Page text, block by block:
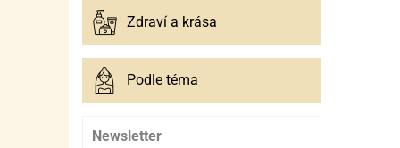
Zdraví a krása
Podle téma
Newsletter